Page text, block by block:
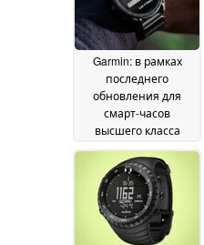
Garmin: в рамках
последнего
обновления для
смарт-часов
высшего класса
улучшения,
связанные с
продолжительностью
работы от
аккумулятора 15 June